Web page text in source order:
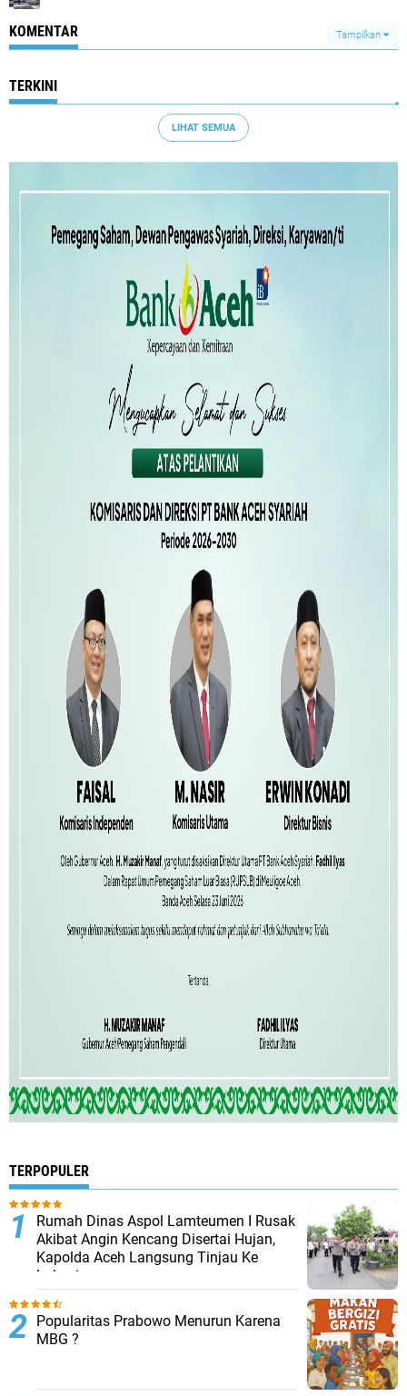
KOMENTAR Tampilkan
TERKINI
LIHAT SEMUA
TERPOPULER
Rumah Dinas Aspol Lamteumen I Rusak
Akibat Angin Kencang Disertai Hujan,
Kapolda Aceh Langsung Tinjau Ke
Lokasi
Popularitas Prabowo Menurun Karena
MBG ?